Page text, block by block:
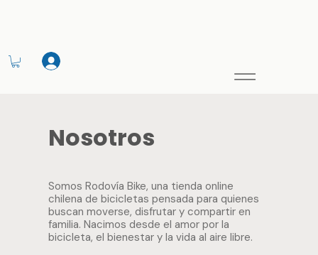
Nosotros
Somos Rodovía Bike, una tienda online
chilena de bicicletas pensada para quienes
buscan moverse, disfrutar y compartir en
familia. Nacimos desde el amor por la
bicicleta, el bienestar y la vida al aire libre.
Nosotros